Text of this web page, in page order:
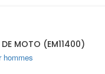
MOTO (EM11400)
hommes